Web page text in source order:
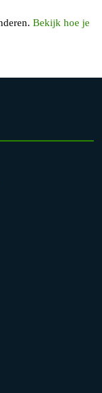
Bekijk hoe je